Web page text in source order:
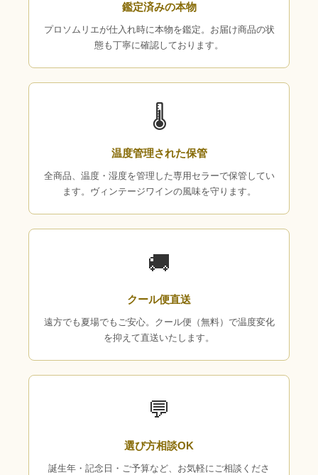
鑑定済みの本物
プロソムリエが仕入れ時に本物を鑑定。お届け商品の状
態も丁寧に確認しております。
🌡
温度管理された保管
全商品、温度・湿度を管理した専用セラーで保管してい
ます。ヴィンテージワインの風味を守ります。
🚚
クール便直送
遠方でも夏場でもご安心。クール便（無料）で温度変化
を抑えて直送いたします。
💬
選び方相談OK
誕生年・記念日・ご予算など、お気軽にご相談くださ